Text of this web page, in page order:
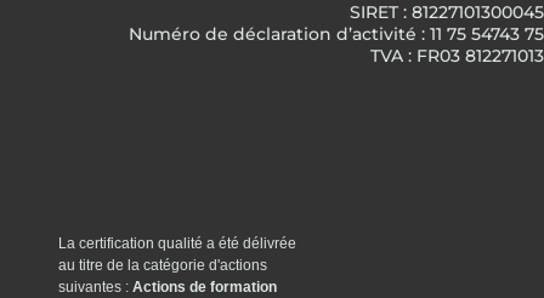
SIRET : 81227101300045
Numéro de déclaration d’activité : 11 75 54743 75
TVA : FR03 812271013
La certification qualité a été délivrée
au titre de la catégorie d'actions
suivantes : Actions de formation